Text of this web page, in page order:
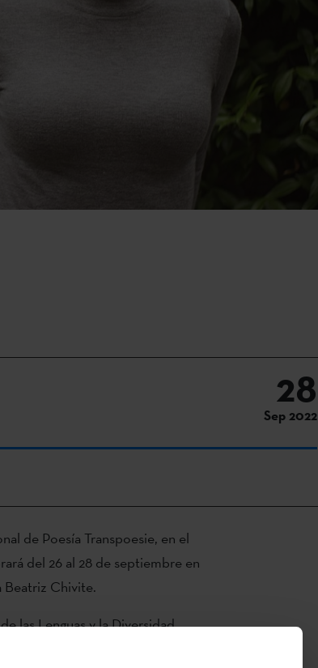
28
Sep 2022
de Poesía Transpoesie, en el
del 26 al 28 de septiembre en
Beatriz Chivite.
las Lenguas y la Diversidad